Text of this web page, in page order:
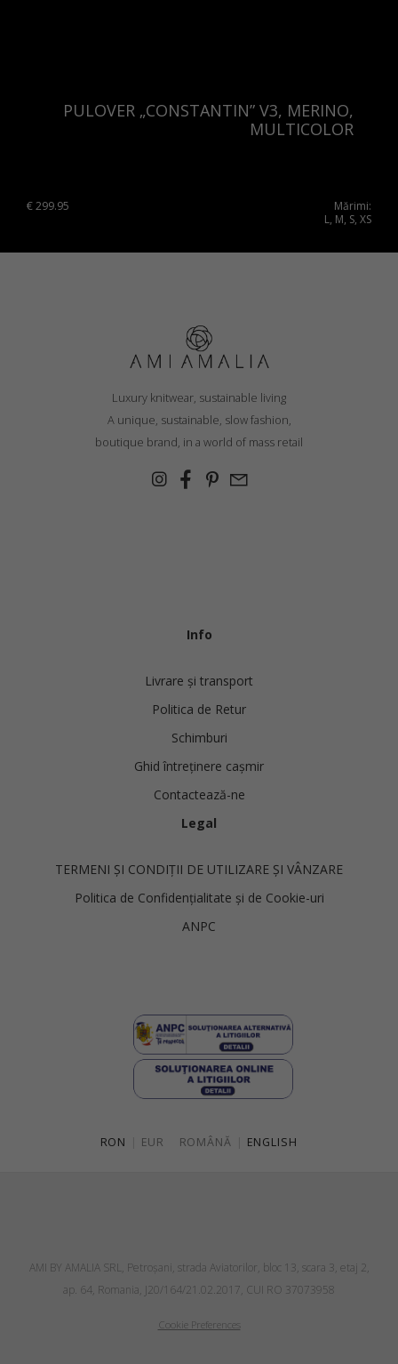
PULOVER „CONSTANTIN” V3, MERINO,
MULTICOLOR
€299.95
Mărimi:
L, M, S, XS
Luxury knitwear, sustainable living
A unique, sustainable, slow fashion,
boutique brand, in a world of mass retail
Info
Livrare și transport
Politica de Retur
Schimburi
Ghid întreținere cașmir
Contactează-ne
Legal
TERMENI ȘI CONDIȚII DE UTILIZARE ȘI VÂNZARE
Politica de Confidențialitate și de Cookie-uri
ANPC
RON EUR ROMÂNĂ ENGLISH
AMI BY AMALIA SRL, Petroşani, strada Aviatorilor, bloc 13, scara 3, etaj 2,
ap. 64, Romania, J20/164/21.02.2017, CUI RO 37073958
Cookie Preferences